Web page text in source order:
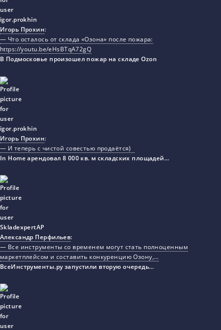
Игорь Прохин:
— Что осталось от склада «Озона» после пожара:
https://youtu.be/eHsBTqA72gQ
В Подмосковье произошел пожар на складе Ozon
Игорь Прохин:
— И теперь с чистой совестью продаётся)
In Home арендовал 8 000 кв. м складских площадей…
Александр Перфильев:
— Все инструменты со временем могут стать полноценным
маркетплейсом и составить конкуренцию Озону,…
ВсеИнструменты.ру запустили вторую очередь…